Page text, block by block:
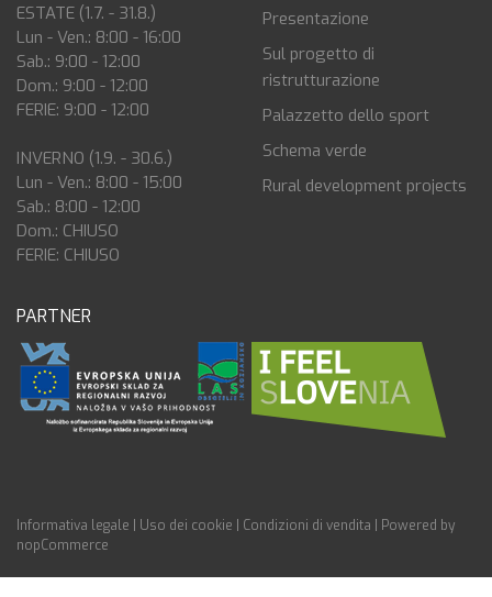
ESTATE (1.7. - 31.8.)
Lun - Ven.: 8:00 - 16:00
Sab.: 9:00 - 12:00
Dom.: 9:00 - 12:00
FERIE: 9:00 - 12:00
INVERNO (1.9. - 30.6.)
Lun - Ven.: 8:00 - 15:00
Sab.: 8:00 - 12:00
Dom.: CHIUSO
FERIE: CHIUSO
Presentazione
Sul progetto di
ristrutturazione
Palazzetto dello sport
Schema verde
Rural development projects
PARTNER
Informativa legale Uso dei cookie Condizioni di vendita
Powered by
nopCommerce